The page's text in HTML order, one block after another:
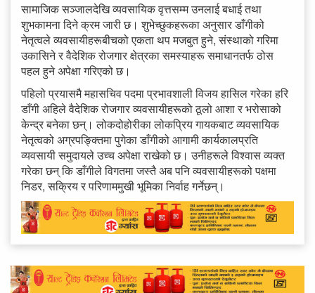
सामाजिक सञ्जालदेखि व्यवसायिक वृत्तसम्म उनलाई बधाई तथा
शुभकामना दिने क्रम जारी छ। शुभेच्छुकहरूका अनुसार डाँगीको
नेतृत्वले व्यवसायीहरूबीचको एकता थप मजबुत हुने, संस्थाको गरिमा
उकासिने र वैदेशिक रोजगार क्षेत्रका समस्याहरू समाधानतर्फ ठोस
पहल हुने अपेक्षा गरिएको छ।
पहिलो प्रयासमै महासचिव पदमा प्रभावशाली विजय हासिल गरेका हरि
डाँगी अहिले वैदेशिक रोजगार व्यवसायीहरूको ठूलो आशा र भरोसाको
केन्द्र बनेका छन्। लोकदोहोरीका लोकप्रिय गायकबाट व्यवसायिक
नेतृत्वको अग्रपङ्क्तिमा पुगेका डाँगीको आगामी कार्यकालप्रति
व्यवसायी समुदायले उच्च अपेक्षा राखेको छ। उनीहरूले विश्वास व्यक्त
गरेका छन् कि डाँगीले विगतमा जस्तै अब पनि व्यवसायीहरूको पक्षमा
निडर, सक्रिय र परिणाममुखी भूमिका निर्वाह गर्नेछन्।